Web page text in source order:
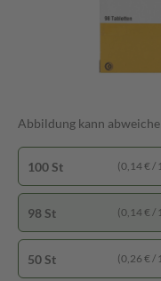
Abbildung kann
100 St (0,14 € /
98 St (0,14 € /
50 St (0,26 € /